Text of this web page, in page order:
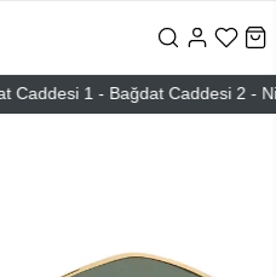
1 - Bağdat Caddesi 2 -